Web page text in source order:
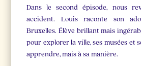
Dans le second épisode, nous
accident. Louis raconte son
Bruxelles. Élève brillant mais
pour explorer la ville, ses musées et
apprendre, mais à sa manière.